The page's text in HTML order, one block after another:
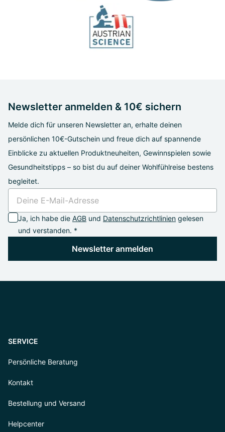
Newsletter anmelden & 10€ sichern
Melde dich für unseren Newsletter an, erhalte deinen
persönlichen 10€-Gutschein und freue dich auf spannende
Einblicke zu aktuellen Produktneuheiten, Gewinnspielen sowie
Gesundheitstipps – so bist du auf deiner Wohlfühlreise bestens
begleitet.
Ja, ich habe die AGB und Datenschutzrichtlinien gelesen
und verstanden. *
Newsletter anmelden
SERVICE
Persönliche Beratung
Kontakt
Bestellung und Versand
Helpcenter